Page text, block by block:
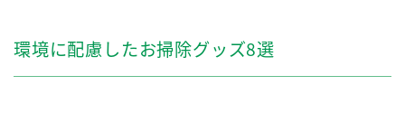
環境に配慮したお掃除グッズ8選